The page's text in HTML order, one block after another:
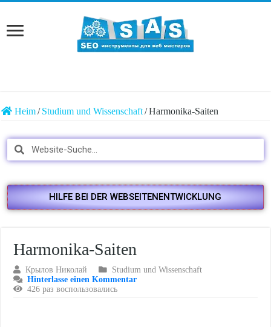
Heim/ Studium und Wissenschaft/Harmonika-Saiten
HILFE BEI DER WEBSEITENENTWICKLUNG
Harmonika-Saiten
Крылов Николай
Studium und Wissenschaft
Hinterlasse einen Kommentar
426 раз воспользовались